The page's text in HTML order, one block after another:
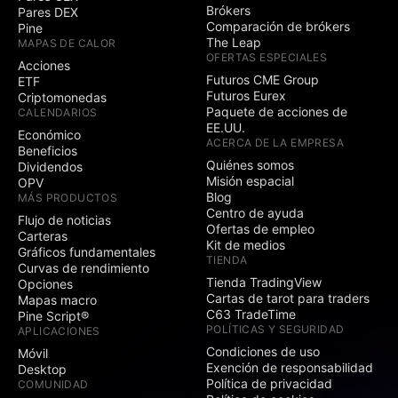
Pares DEX
Pine
MAPAS DE CALOR
Acciones
ETF
Criptomonedas
CALENDARIOS
Económico
Beneficios
Dividendos
OPV
MÁS PRODUCTOS
Flujo de noticias
Carteras
Gráficos fundamentales
Curvas de rendimiento
Opciones
Mapas macro
Pine Script®
APLICACIONES
Móvil
Desktop
COMUNIDAD
Brókers
Comparación de brókers
The Leap
OFERTAS ESPECIALES
Futuros CME Group
Futuros Eurex
Paquete de acciones de
EE.UU.
ACERCA DE LA EMPRESA
Quiénes somos
Misión espacial
Blog
Centro de ayuda
Ofertas de empleo
Kit de medios
TIENDA
Tienda TradingView
Cartas de tarot para traders
C63 TradeTime
POLÍTICAS Y SEGURIDAD
Condiciones de uso
Exención de responsabilidad
Política de privacidad